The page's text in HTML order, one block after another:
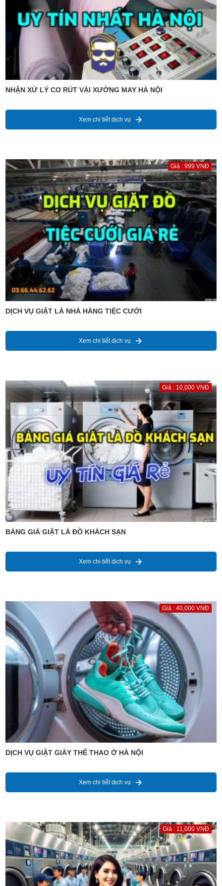
NHẬN XỬ LÝ CO RÚT VẢI XƯỞNG MAY HÀ NỘI
Xem chi tiết dịch vụ
Giá : 999 VNĐ
DỊCH VỤ GIẶT LÀ NHÀ HÀNG TIỆC CƯỚI
Xem chi tiết dịch vụ
Giá : 10,000 VNĐ
BẢNG GIÁ GIẶT LÀ ĐỒ KHÁCH SẠN
Xem chi tiết dịch vụ
Giá : 40,000 VNĐ
DỊCH VỤ GIẶT GIÀY THỂ THAO Ở HÀ NỘI
Xem chi tiết dịch vụ
Giá : 11,000 VNĐ